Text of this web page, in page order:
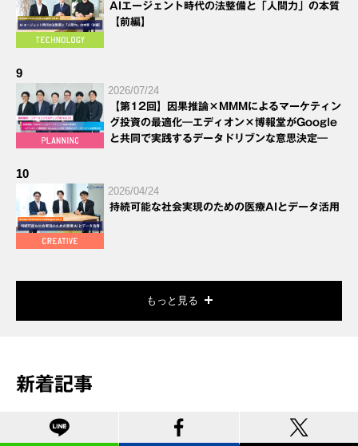
AIエージェント時代の法整備と「人間力」の本質
【前編】
9
2026/07/24
【第12回】因果推論×MMMによるマーケティン
グ投資の最適化―エディオン×博報堂がGoogle
と共同で実践するデータドリブンな意思決定―
10
2026/04/24
持続可能な社会実現のための医療AIとデータ活用
もっと見る
新着記事
博報堂ＤＹグループメールマガジンお申込みフォ